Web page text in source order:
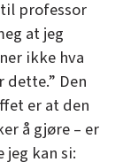
professor
at jeg
ikke hva
Den
er at den
å gjøre – er
kan si: